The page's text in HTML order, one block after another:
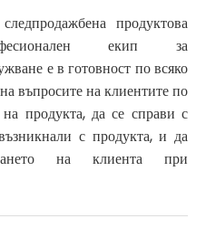
продуктова
екип за
е в готовност по всяко
въпросите на клиентите по
продукта, да се справи с
с продукта, и да
на клиента при